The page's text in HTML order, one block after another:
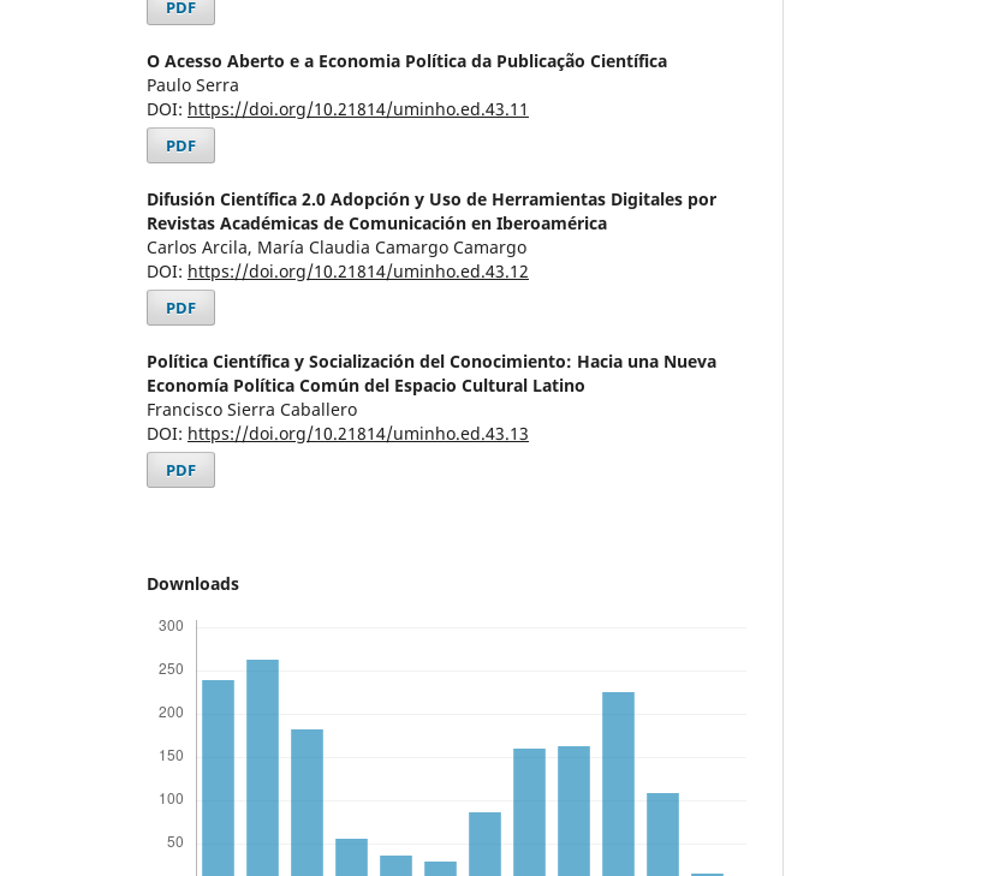
PDF
O Acesso Aberto e a Economia Política da Publicação Científica
Paulo Serra
DOI: https://doi.org/10.21814/uminho.ed.43.11
PDF
Difusión Científica 2.0 Adopción y Uso de Herramientas Digitales por
Revistas Académicas de Comunicación en Iberoamérica
Carlos Arcila, María Claudia Camargo Camargo
DOI: https://doi.org/10.21814/uminho.ed.43.12
PDF
Política Científica y Socialización del Conocimiento: Hacia una Nueva
Economía Política Común del Espacio Cultural Latino
Francisco Sierra Caballero
DOI: https://doi.org/10.21814/uminho.ed.43.13
PDF
Downloads